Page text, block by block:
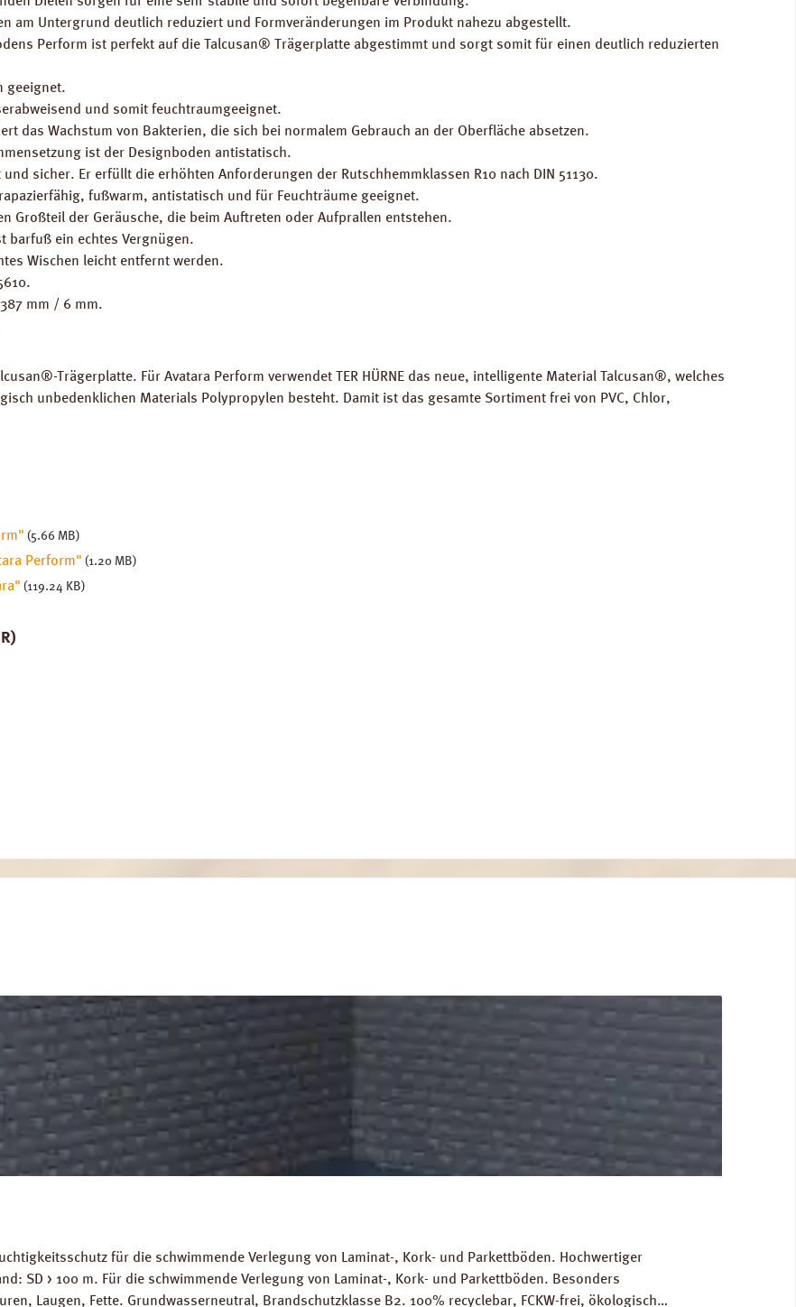
am Untergrund deutlich reduziert und Formveränderungen im Produkt nahezu abgestellt.
Perform ist perfekt auf die Talcusan® Trägerplatte abgestimmt und sorgt somit für einen deutlich reduzierten
geeignet.
und somit feuchtraumgeeignet.
das Wachstum von Bakterien, die sich bei normalem Gebrauch an der Oberfläche absetzen.
ist der Designboden antistatisch.
sicher. Er erfüllt die erhöhten Anforderungen der Rutschhemmklassen R10 nach DIN 51130.
fußwarm, antistatisch und für Feuchträume geeignet.
Großteil der Geräusche, die beim Auftreten oder Aufprallen entstehen.
barfuß ein echtes Vergnügen.
Wischen leicht entfernt werden.
mm / 6 mm.
Trägerplatte. Für Avatara Perform verwendet TER HÜRNE das neue, intelligente Material Talcusan®, welches
unbedenklichen Materials Polypropylen besteht. Damit ist das gesamte Sortiment frei von PVC, Chlor,
(5.66 MB)
Perform" (1.20 MB)
(119.24 KB)
für die schwimmende Verlegung von Laminat-, Kork- und Parkettböden. Hochwertiger
SD > 100 m. Für die schwimmende Verlegung von Laminat-, Kork- und Parkettböden. Besonders
Laugen, Fette. Grundwasserneutral, Brandschutzklasse B2. 100% recyclebar, FCKW-frei, ökologisch